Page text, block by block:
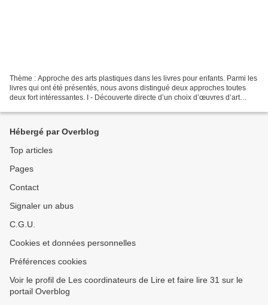
Thème : Approche des arts plastiques dans les livres pour enfants. Parmi les
livres qui ont été présentés, nous avons distingué deux approches toutes
deux fort intéressantes. I - Découverte directe d’un choix d’œuvres d’art
Hébergé par Overblog
Top articles
Pages
Contact
Signaler un abus
C.G.U.
Cookies et données personnelles
Préférences cookies
Voir le profil de Les coordinateurs de Lire et faire lire 31 sur le
portail Overblog